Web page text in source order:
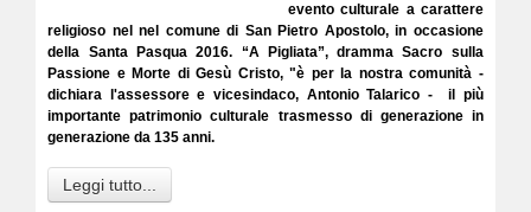
evento culturale a carattere
religioso nel nel comune di San Pietro Apostolo, in occasione
della Santa Pasqua 2016. “A Pigliata”, dramma Sacro sulla
Passione e Morte di Gesù Cristo, "è per la nostra comunità -
dichiara l'assessore e vicesindaco, Antonio Talarico - il più
importante patrimonio culturale trasmesso di generazione in
generazione da 135 anni.
Leggi tutto...